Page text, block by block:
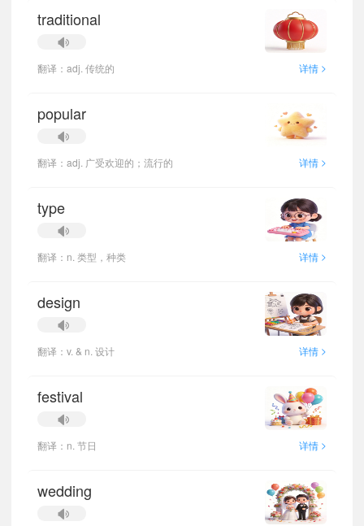
traditional
翻译：adj. 传统的 详情 >
popular
翻译：adj. 广受欢迎的；流行的 详情 >
type
翻译：n. 类型，种类 详情 >
design
翻译：v. & n. 设计 详情 >
festival
翻译：n. 节日 详情 >
wedding